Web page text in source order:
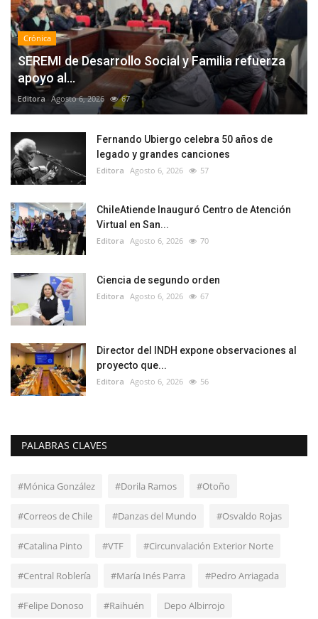
Crónica
SEREMI de Desarrollo Social y Familia refuerza
apoyo al...
Editora Agosto 6, 2026 67
Fernando Ubiergo celebra 50 años de
legado y grandes canciones
Editora Agosto 6, 2026 57
ChileAtiende Inauguró Centro de Atención
Virtual en San...
Editora Agosto 6, 2026 70
Ciencia de segundo orden
Editora Agosto 6, 2026 67
Director del INDH expone observaciones al
proyecto que...
Editora Agosto 6, 2026 56
PALABRAS CLAVES
#Mónica González #Dorila Ramos #Otoño
#Correos de Chile #Danzas del Mundo #Osvaldo Rojas
#Catalina Pinto #VTF #Circunvalación Exterior Norte
#Central Roblería #María Inés Parra #Pedro Arriagada
#Felipe Donoso #Raihuén Depo Albirrojo